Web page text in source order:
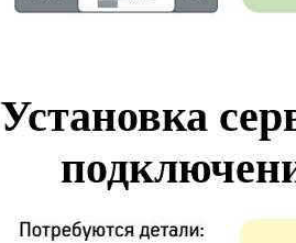
Установка